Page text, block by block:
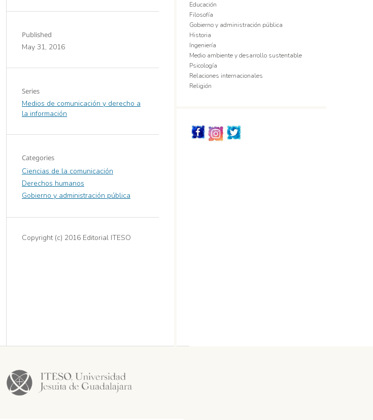
Published
May 31, 2016
Series
Medios de comunicación y derecho a
la información
Categories
Ciencias de la comunicación
Derechos humanos
Gobierno y administración pública
Copyright (c) 2016 Editorial ITESO
Educación
Filosofía
Gobierno y administración pública
Historia
Ingeniería
Medio ambiente y desarrollo sustentable
Psicología
Relaciones internacionales
Religión
Redes_Sociales